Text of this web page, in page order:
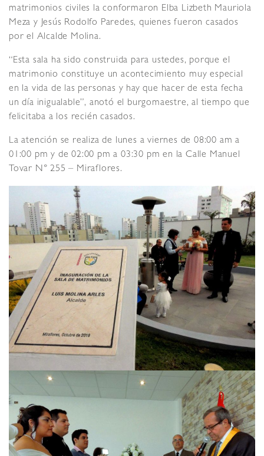
matrimonios civiles la conformaron Elba Lizbeth Mauriola
Meza y Jesús Rodolfo Paredes, quienes fueron casados
por el Alcalde Molina.
“Esta sala ha sido construida para ustedes, porque el
matrimonio constituye un acontecimiento muy especial
en la vida de las personas y hay que hacer de esta fecha
un día inigualable”, anotó el burgomaestre, al tiempo que
felicitaba a los recién casados.
La atención se realiza de lunes a viernes de 08:00 am a
01:00 pm y de 02:00 pm a 03:30 pm en la Calle Manuel
Tovar N° 255 – Miraflores.